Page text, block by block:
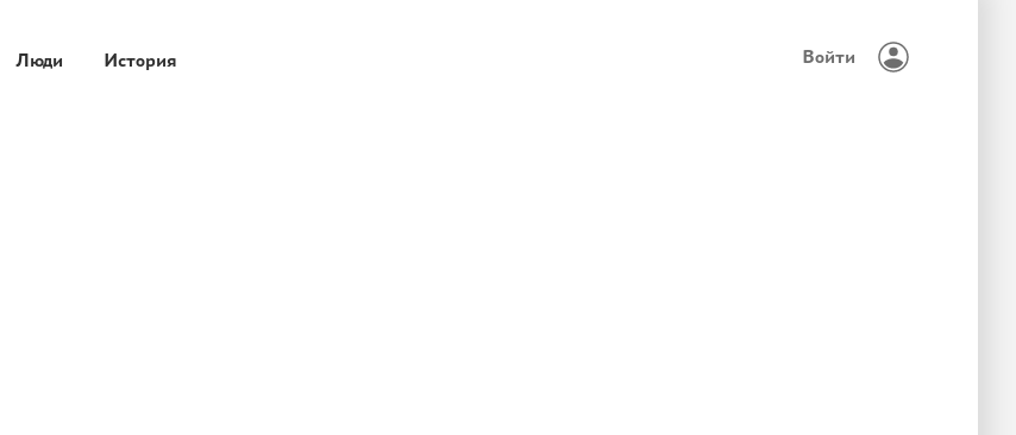
Люди История Войти